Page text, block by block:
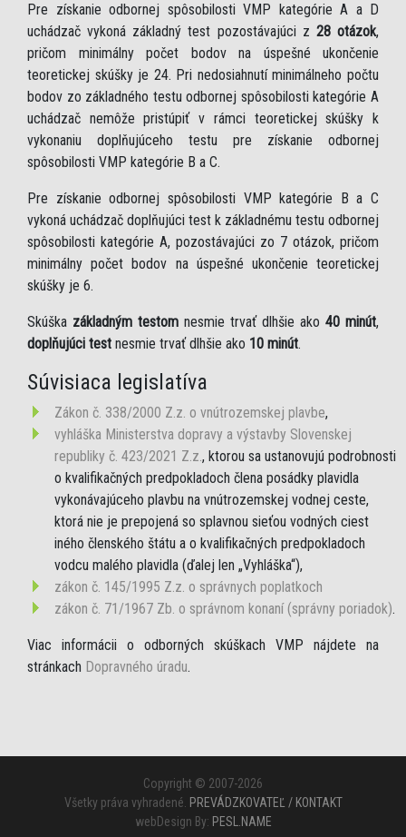
Pre získanie odbornej spôsobilosti VMP kategórie A a D
uchádzač vykoná základný test pozostávajúci z 28 otázok,
pričom minimálny počet bodov na úspešné ukončenie
teoretickej skúšky je 24. Pri nedosiahnutí minimálneho počtu
bodov zo základného testu odbornej spôsobilosti kategórie A
uchádzač nemôže pristúpiť v rámci teoretickej skúšky k
vykonaniu doplňujúceho testu pre získanie odbornej
spôsobilosti VMP kategórie B a C.
Pre získanie odbornej spôsobilosti VMP kategórie B a C
vykoná uchádzač doplňujúci test k základnému testu odbornej
spôsobilosti kategórie A, pozostávajúci zo 7 otázok, pričom
minimálny počet bodov na úspešné ukončenie teoretickej
skúšky je 6.
Skúška základným testom nesmie trvať dlhšie ako 40 minút,
doplňujúci test nesmie trvať dlhšie ako 10 minút.
Súvisiaca legislatíva
Zákon č. 338/2000 Z.z. o vnútrozemskej plavbe,
vyhláška Ministerstva dopravy a výstavby Slovenskej
republiky č. 423/2021 Z.z., ktorou sa ustanovujú podrobnosti
o kvalifikačných predpokladoch člena posádky plavidla
vykonávajúceho plavbu na vnútrozemskej vodnej ceste,
ktorá nie je prepojená so splavnou sieťou vodných ciest
iného členského štátu a o kvalifikačných predpokladoch
vodcu malého plavidla (ďalej len „Vyhláška“),
zákon č. 145/1995 Z.z. o správnych poplatkoch
zákon č. 71/1967 Zb. o správnom konaní (správny poriadok).
Viac informácii o odborných skúškach VMP nájdete na
stránkach Dopravného úradu.
Copyright © 2007-2026
Všetky práva vyhradené. PREVÁDZKOVATEĽ / KONTAKT
webDesign By: PESL.NAME